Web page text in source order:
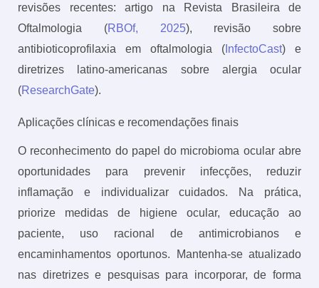
revisões recentes: artigo na Revista Brasileira de
Oftalmologia (RBOf, 2025), revisão sobre
antibioticoprofilaxia em oftalmologia ( InfectoCast) e
diretrizes latino-americanas sobre alergia ocular
(ResearchGate).
Aplicações clínicas e recomendações finais
O reconhecimento do papel do microbioma ocular abre
oportunidades para prevenir infecções, reduzir
inflamação e individualizar cuidados. Na prática,
priorize medidas de higiene ocular, educação ao
paciente, uso racional de antimicrobianos e
encaminhamentos oportunos. Mantenha-se atualizado
nas diretrizes e pesquisas para incorporar, de forma